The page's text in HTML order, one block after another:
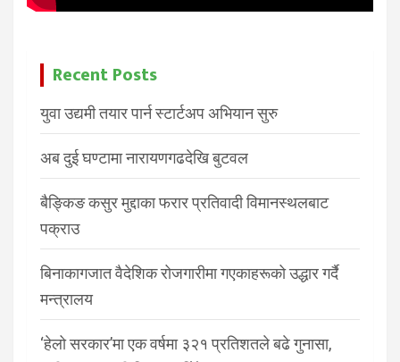
Recent Posts
युवा उद्यमी तयार पार्न स्टार्टअप अभियान सुरु
अब दुई घण्टामा नारायणगढदेखि बुटवल
बैङ्किङ कसुर मुद्दाका फरार प्रतिवादी विमानस्थलबाट
पक्राउ
बिनाकागजात वैदेशिक रोजगारीमा गएकाहरूको उद्धार गर्दै
मन्त्रालय
‘हेलो सरकार’मा एक वर्षमा ३२१ प्रतिशतले बढे गुनासा,